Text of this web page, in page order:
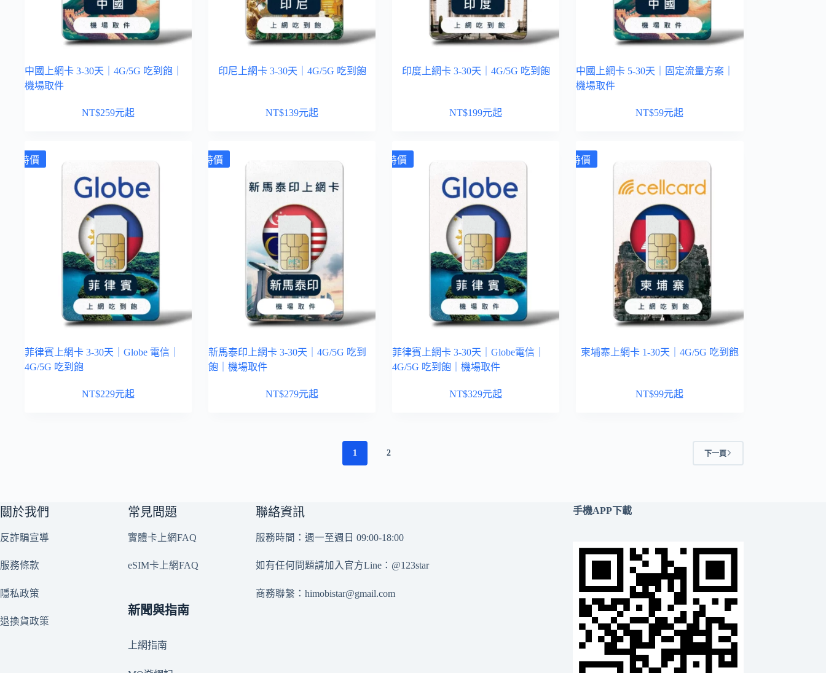
中國上網卡 3-30天｜4G/5G 吃到飽｜
機場取件
NT$259元起
印尼上網卡 3-30天｜4G/5G 吃到飽
NT$139元起
印度上網卡 3-30天｜4G/5G 吃到飽
NT$199元起
中國上網卡 5-30天｜固定流量方案｜
機場取件
NT$59元起
特價
菲律賓上網卡 3-30天｜Globe 電信｜
4G/5G 吃到飽
NT$229元起
特價
新馬泰印上網卡 3-30天｜4G/5G 吃到
飽｜機場取件
NT$279元起
特價
菲律賓上網卡 3-30天｜Globe電信｜
4G/5G 吃到飽｜機場取件
NT$329元起
特價
柬埔寨上網卡 1-30天｜4G/5G 吃到飽
NT$99元起
1 2 下一頁
關於我們
反詐騙宣導
服務條款
隱私政策
退換貨政策
常見問題
實體卡上網FAQ
eSIM卡上網FAQ
新聞與指南
上網指南
聯絡資訊
服務時間：週一至週日 09:00-18:00
如有任何問題請加入官方Line： @123star
商務聯繫：himobistar@gmail.com
手機APP下載